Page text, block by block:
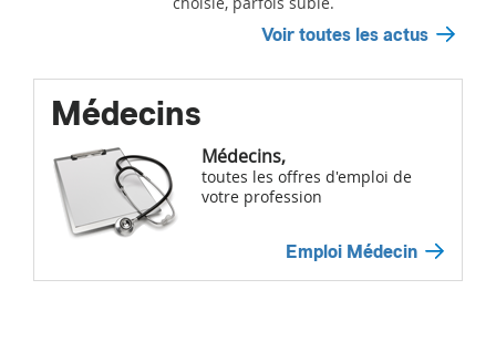
Voir toutes les actus
Médecins
Médecins,
toutes les offres d'emploi de
votre profession
Emploi Médecin